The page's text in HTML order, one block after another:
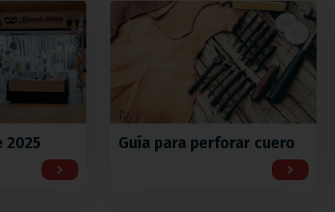
2025 Guía para perforar cuero